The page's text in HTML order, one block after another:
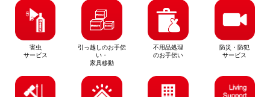
害虫
サービス
引っ越しのお手伝
い・
家具移動
不用品処理
のお手伝い
防災・防犯
サービス